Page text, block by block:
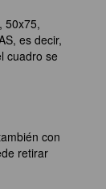
50x75,
es decir,
cuadro se
con
retirar